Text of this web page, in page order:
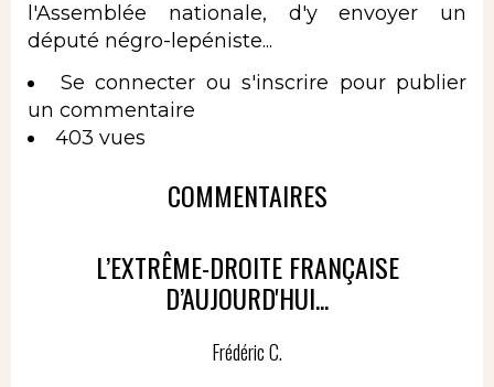
l'Assemblée nationale, d'y envoyer un
député négro-lepéniste...
Se connecter ou s'inscrire pour publier
un commentaire
403 vues
COMMENTAIRES
L’EXTRÊME-DROITE FRANÇAISE
D’AUJOURD'HUI...
Frédéric C.